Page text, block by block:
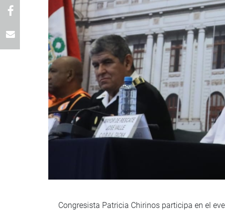
Congresista Patricia Chirinos participa en el